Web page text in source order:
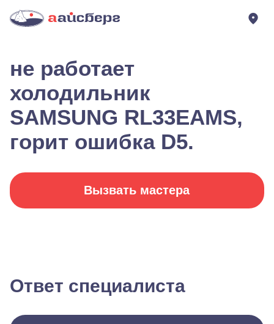
не работает
холодильник
SAMSUNG RL33EAMS,
горит ошибка D5.
Вызвать мастера
Ответ специалиста